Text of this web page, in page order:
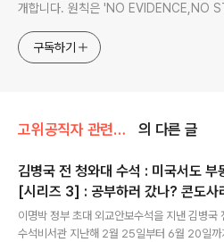
개합니다. 원칙은 'NO EVIDENCE,NO
jesim56@gmail.com, 안보일때는 구글리
구독하기
고위공직자 관련서류/김병국 전 청와대 수석 의 다른 글
김병국 전 청와대 수석 : 미국서도 부
[시리즈 3] : 공부하러 갔나? 콘도사
이명박 정부 초대 외교안보수석을 지낸 김병국
수석비서관 지난해 2월 25일부터 6월 20일까